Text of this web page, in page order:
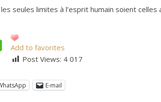
seules limites à l’esprit humain soient celles
Add to favorites
Post Views: 4 017
E-mail